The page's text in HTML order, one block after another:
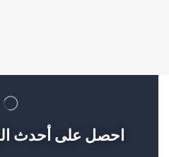
احصل على أحدث